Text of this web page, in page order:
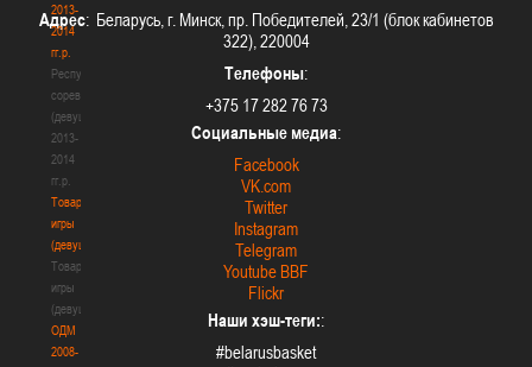
2013-
2014
гг.р.
Республиканские
соревнования
(девушки)
2013-
2014
гг.р.
Товарищеские
игры
(девушки)
Товарищеские
игры
(девушки)
ОДМ
2008-
Адрес: Беларусь, г. Минск, пр. Победителей, 23/1 (блок кабинетов
322), 220004
Телефоны:
+375 17 282 76 73
Социальные медиа:
Facebook
VK.com
Twitter
Instagram
Telegram
Youtube BBF
Flickr
Наши хэш-теги::
#belarusbasket